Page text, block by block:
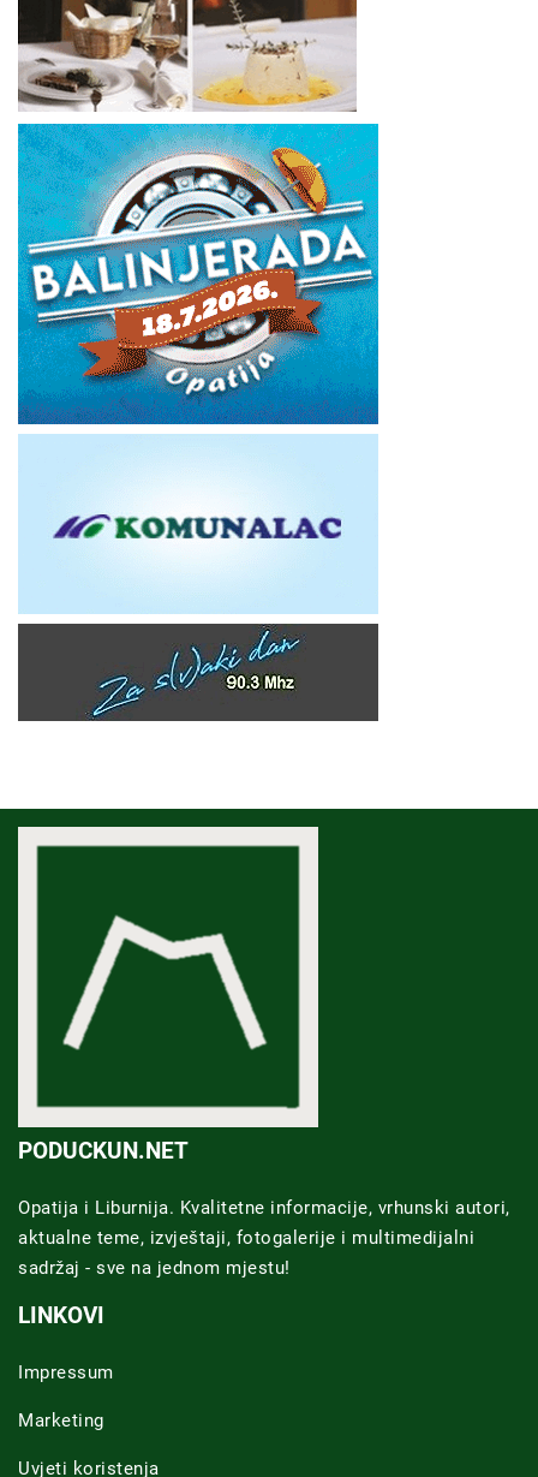
PODUCKUN.NET
Opatija i Liburnija. Kvalitetne informacije, vrhunski autori,
aktualne teme, izvještaji, fotogalerije i multimedijalni
sadržaj - sve na jednom mjestu!
LINKOVI
Impressum
Marketing
Uvjeti koristenja